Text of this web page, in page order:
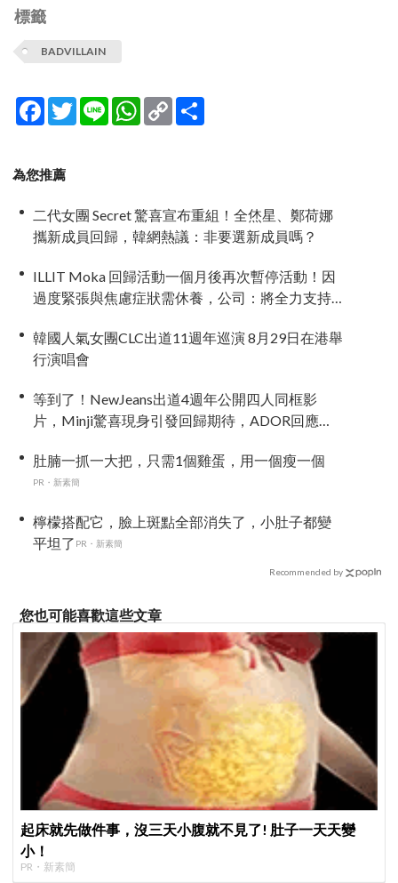
標籤
BADVILLAIN
Facebook
TwitterLine WhatsApp
Copy
Link
為您推薦
二代女團 Secret 驚喜宣布重組！全烋星、鄭荷娜
攜新成員回歸，韓網熱議：非要選新成員嗎？
ILLIT Moka 回歸活動一個月後再次暫停活動！因
過度緊張與焦慮症狀需休養，公司：將全力支持
韓國人氣女團CLC出道11週年巡演 8月29日在港舉
行演唱會
等到了！NewJeans出道4週年公開四人同框影
片，Minji驚喜現身引發回歸期待，ADOR回應未
肚腩一抓一大把，只需1個雞蛋，用一個瘦一個
PR・新素簡
檸檬搭配它，臉上斑點全部消失了，小肚子都變
平坦了 PR・新素簡
Recommended by
您也可能喜歡這些文章
起床就先做件事，沒三天小腹就不見了! 肚子一天天變
小！
PR・新素簡